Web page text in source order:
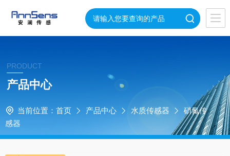
PRODUCT
产品中心
当前位置： 首页 产品中心 水质传感器
硝氮传
感器